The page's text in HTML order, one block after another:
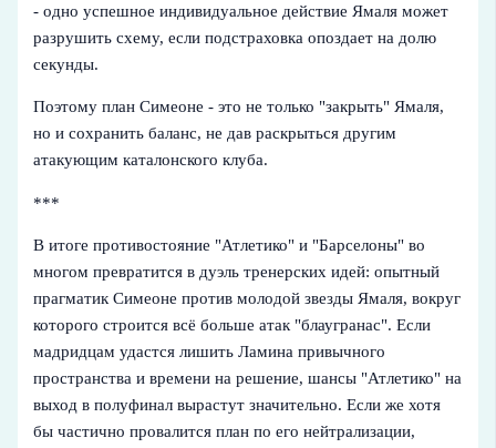
- одно успешное индивидуальное действие Ямаля может
разрушить схему, если подстраховка опоздает на долю
секунды.
Поэтому план Симеоне - это не только "закрыть" Ямаля,
но и сохранить баланс, не дав раскрыться другим
атакующим каталонского клуба.
***
В итоге противостояние "Атлетико" и "Барселоны" во
многом превратится в дуэль тренерских идей: опытный
прагматик Симеоне против молодой звезды Ямаля, вокруг
которого строится всё больше атак "блаугранас". Если
мадридцам удастся лишить Ламина привычного
пространства и времени на решение, шансы "Атлетико" на
выход в полуфинал вырастут значительно. Если же хотя
бы частично провалится план по его нейтрализации,